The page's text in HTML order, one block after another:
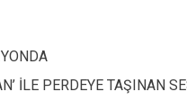
İLE PERDEYE TAŞINAN